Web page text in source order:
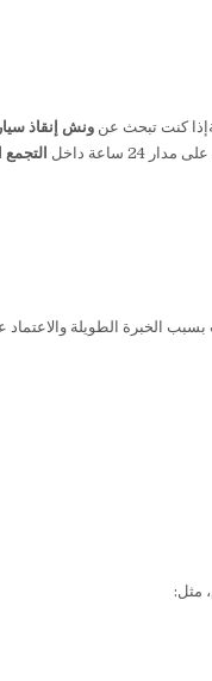
ونش إنقاذ
ساعة داخل
الخبرة الطويلة
مثل: